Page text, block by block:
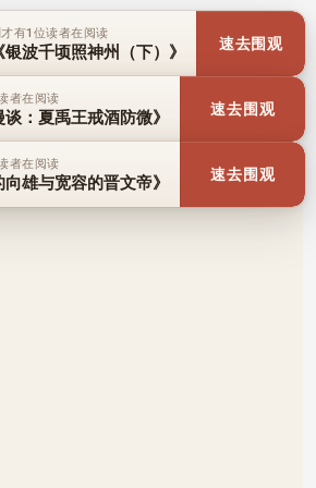
读者在阅读
事：县令爱护百姓得高 速去围观
读者在阅读
传文化】忠勇仁孝 英名
图）》
速去围观
读者在阅读
传文化】淡泊以明志 宁
远》